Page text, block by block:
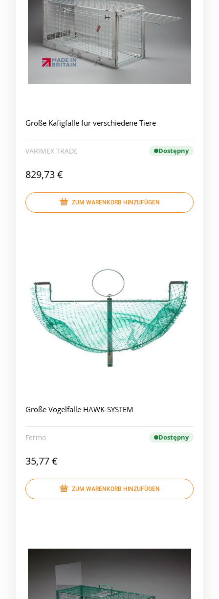
Große Käfigfalle für verschiedene Tiere
VARIMEX TRADE Dostępny
829,73 €
ZUM WARENKORB HINZUFÜGEN
Große Vogelfalle HAWK-SYSTEM
Fermo Dostępny
35,77 €
ZUM WARENKORB HINZUFÜGEN